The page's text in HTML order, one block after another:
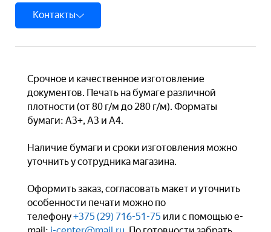
Контакты
Срочное и качественное изготовление
документов. Печать на бумаге различной
плотности (от 80 г/м до 280 г/м). Форматы
бумаги: А3+, А3 и А4.
Наличие бумаги и сроки изготовления можно
уточнить у сотрудника магазина.
Оформить заказ, согласовать макет и уточнить
особенности печати можно по
телефону+375 (29) 716-51-75 или с помощью e-